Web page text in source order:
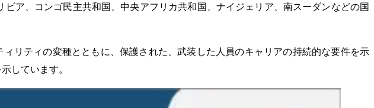
ア、コンゴ民主共和国、中央アフリカ共和国、ナイジェリア、南スーダンなどの国
リティの変種とともに、保護された、武装した人員のキャリアの持続的な要件を示
しています。